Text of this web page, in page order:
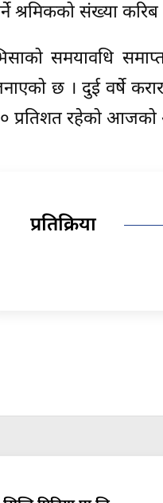
श्रमिकको संख्या
समयावधि
छ । दुई वर्षे
प्रतिशत रहेको आजको
प्रतिक्रिया